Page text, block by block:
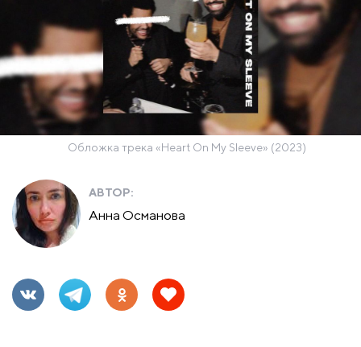
Обложка трека «Heart On My Sleeve» (2023)
АВТОР:
Анна Османова